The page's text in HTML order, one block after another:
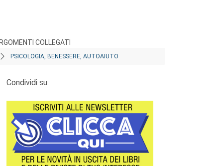
COLLEGATI
PSICOLOGIA, BENESSERE, AUTOAIUTO
Condividi su: